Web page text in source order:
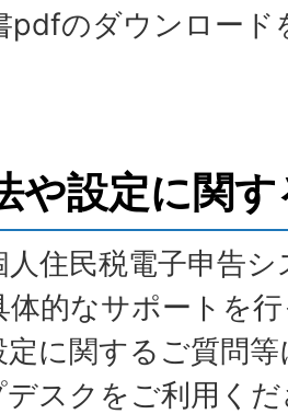
pdfのダウンロード
や設定に関
住民税電子申告
体的なサポートを
定に関するご質問
デスクをご利用く